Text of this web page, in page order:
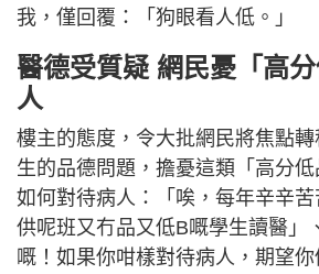
我，僅回覆：「狗眼看人低。」
醫德受質疑 網民憂「高
人
樓主的態度，令大批網民將焦點
生的品德問題，擔憂這類「高分
如何對待病人：「唉，每年辛辛
供呢班又冇品又低B嘅學生讀醫」
嘅！如果你咁樣對待病人，期望你